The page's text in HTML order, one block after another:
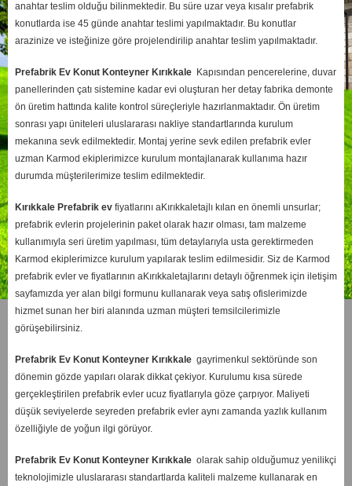
anahtar teslim olduğu bilinmektedir. Bu süre uzar veya kısalır prefabrik
konutlarda ise 45 günde anahtar teslimi yapılmaktadır. Bu konutlar
arazinize ve isteğinize göre projelendirilip anahtar teslim yapılmaktadır.
Prefabrik Ev Konut Konteyner KırıkkaleKapısından pencerelerine, duvar
panellerinden çatı sistemine kadar evi oluşturan her detay fabrika demonte
ön üretim hattında kalite kontrol süreçleriyle hazırlanmaktadır. Ön üretim
sonrası yapı üniteleri uluslararası nakliye standartlarında kurulum
mekanına sevk edilmektedir. Montaj yerine sevk edilen prefabrik evler
uzman Karmod ekiplerimizce kurulum montajlanarak kullanıma hazır
durumda müşterilerimize teslim edilmektedir.
KırıkkalePrefabrik evfiyatlarını aKırıkkaletajlı kılan en önemli unsurlar;
prefabrik evlerin projelerinin paket olarak hazır olması, tam malzeme
kullanımıyla seri üretim yapılması, tüm detaylarıyla usta gerektirmeden
Karmod ekiplerimizce kurulum yapılarak teslim edilmesidir. Siz de Karmod
prefabrik evler ve fiyatlarının aKırıkkaletajlarını detaylı öğrenmek için iletişim
sayfamızda yer alan bilgi formunu kullanarak veya satış ofislerimizde
hizmet sunan her biri alanında uzman müşteri temsilcilerimizle
görüşebilirsiniz.
Prefabrik Ev Konut Konteyner Kırıkkalegayrimenkul sektöründe son
dönemin gözde yapıları olarak dikkat çekiyor. Kurulumu kısa sürede
gerçekleştirilen prefabrik evler ucuz fiyatlarıyla göze çarpıyor. Maliyeti
düşük seviyelerde seyreden prefabrik evler aynı zamanda yazlık kullanım
özelliğiyle de yoğun ilgi görüyor.
Prefabrik Ev Konut Konteyner Kırıkkaleolarak sahip olduğumuz yenilikçi
teknolojimizle uluslararası standartlarda kaliteli malzeme kullanarak en